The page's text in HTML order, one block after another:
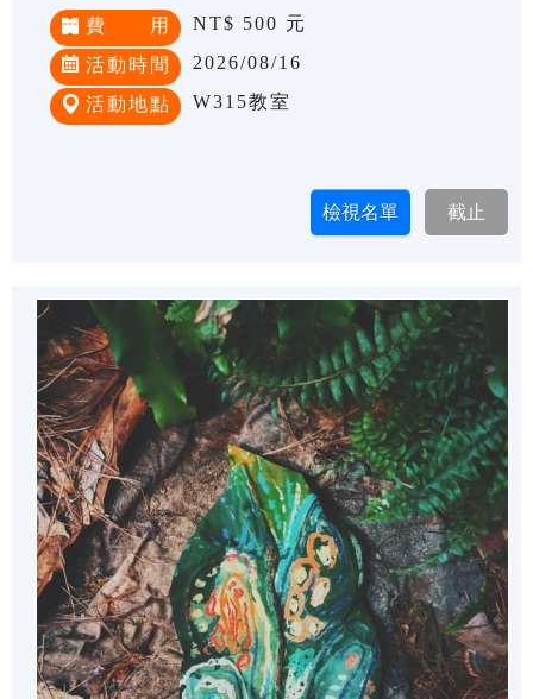
費 用 NT$ 500 元
活動時間 2026/08/16
活動地點 W315教室